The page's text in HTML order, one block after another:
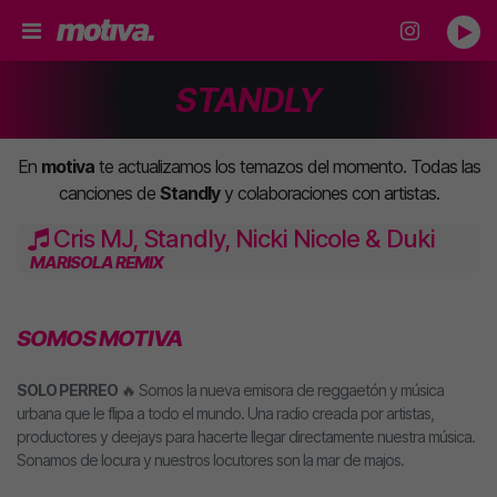
STANDLY
En motivate actualizamos los temazos del momento. Todas las
canciones de Standlyy colaboraciones con artistas.
Cris MJ, Standly, Nicki Nicole & Duki
MARISOLA REMIX
SOMOS MOTIVA
SOLO PERREO 🔥 Somos la nueva emisora de reggaetón y música
urbana que le flipa a todo el mundo. Una radio creada por artistas,
productores y deejays para hacerte llegar directamente nuestra música.
Sonamos de locura y nuestros locutores son la mar de majos.